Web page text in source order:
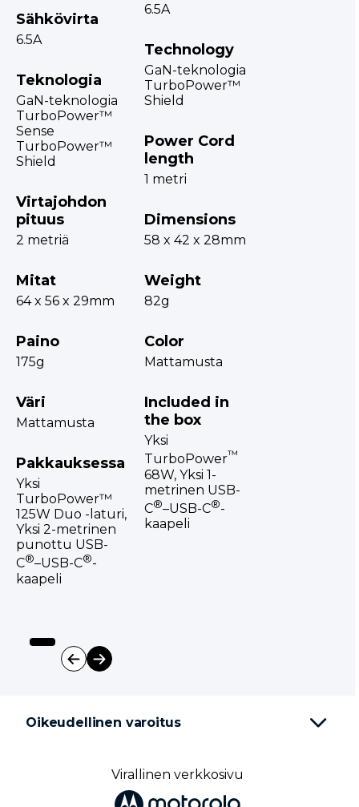
Sähkövirta
6.5A
Teknologia
GaN-teknologia
TurboPower™
Sense
TurboPower™
Shield
Virtajohdon
pituus
2 metriä
Mitat
64 x 56 x 29mm
Paino
175g
Väri
Mattamusta
Pakkauksessa
Yksi
TurboPower™
125W Duo -laturi,
Yksi 2-metrinen
punottu USB-
C®–USB-C®-
kaapeli
6.5A
Technology
GaN-teknologia
TurboPower™
Shield
Power Cord
length
1 metri
Dimensions
58 x 42 x 28mm
Weight
82g
Color
Mattamusta
Included in
the box
Yksi
TurboPower™
68W, Yksi 1-
metrinen USB-
C®–USB-C®-
kaapeli
Oikeudellinen varoitus
Virallinen verkkosivu